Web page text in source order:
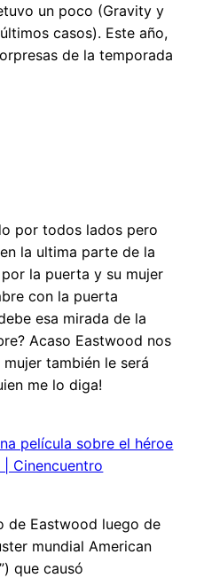
un poco (Gravity y
casos). Este año,
de la temporada
por todos lados pero
la ultima parte de la
la puerta y su mujer
con la puerta
esa mirada de la
Acaso Eastwood nos
también le será
me lo diga!
película sobre el héroe
| Cinencuentro
de Eastwood luego de
mundial American
que causó